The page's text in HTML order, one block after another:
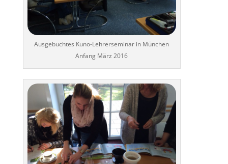
Ausgebuchtes Kuno-Lehrerseminar in München
Anfang März 2016